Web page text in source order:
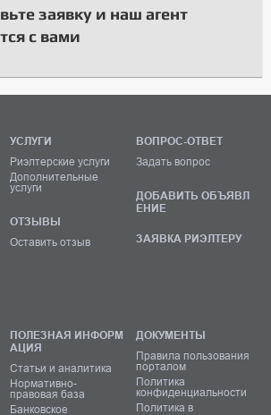
заявку и наш агент
с вами
УСЛУГИ
Риэлтерские услуги
Дополнительные
услуги
ОТЗЫВЫ
Оставить отзыв
ВОПРОС-ОТВЕТ
Задать вопрос
ДОБАВИТЬ ОБЪЯВЛ
ЕНИЕ
ЗАЯВКА РИЭЛТЕРУ
ПОЛЕЗНАЯ ИНФОРМ
АЦИЯ
Статьи и аналитика
Нормативно-
правовая база
Банковское
ДОКУМЕНТЫ
Правила пользования
порталом
Политика
конфиденциальности
Политика в